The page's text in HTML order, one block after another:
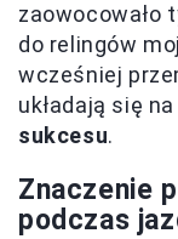
zaowocowało
do relingów
wcześniej
układają się
sukcesu.
Znaczenie
podczas